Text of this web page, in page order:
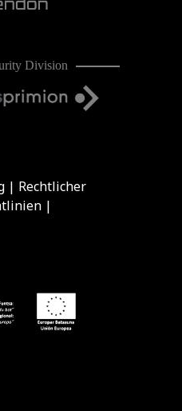
Division
| Rechtlicher
|